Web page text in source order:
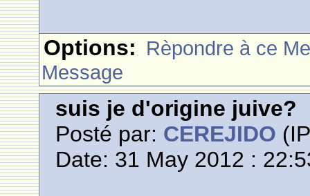
Options: Rèpondre à ce
Message
suis je d'origine juive?
Posté par: CEREJIDO
Date: 31 May 2012 :